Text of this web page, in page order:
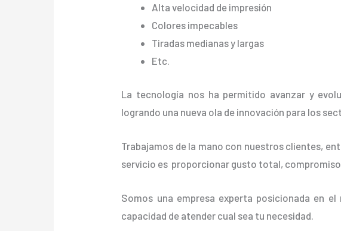
Alta velocidad de impresión
Colores impecables
Tiradas medianas y largas
Etc.
La tecnología nos ha permitido avanzar y
logrando una nueva ola de innovación para los
Trabajamos de la mano con nuestros clientes,
servicio es proporcionar gusto total,
Somos una empresa experta posicionada en
capacidad de atender cual sea tu necesidad.